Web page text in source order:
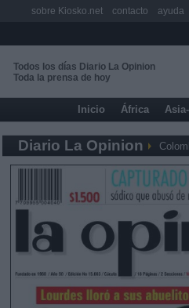
Todos los días Diario La Opinion
Toda la prensa de hoy
Inicio África
Diario La Opinion
sobre Kiosko.net contacto ayuda